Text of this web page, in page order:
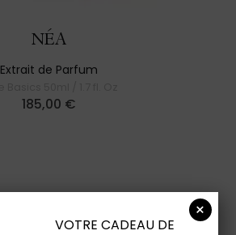
NÉA
Extrait de Parfum
185,00 €
VOTRE CADEAU DE
×